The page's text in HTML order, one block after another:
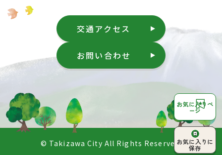
お気に入りペ
ージ
お気に入りに
保存
交通アクセス
お問い合わせ
© Takizawa City All Rights Reserved.ページ上部へ
戻る